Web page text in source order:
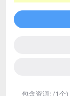
包含资源: (1个)